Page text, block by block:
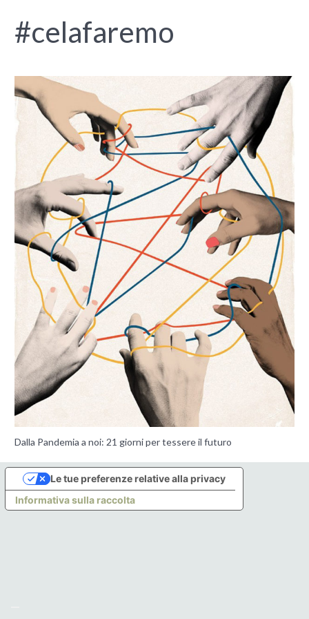
#celafaremo
Dalla Pandemia a noi: 21 giorni per tessere il futuro
Informativa sulla raccolta
Le tue preferenze relative alla privacy